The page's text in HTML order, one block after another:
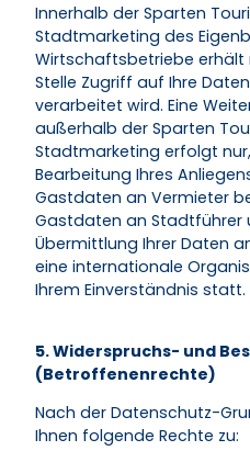
Innerhalb der Sparten
Stadtmarketing des
Wirtschaftsbetriebe erhält
Stelle Zugriff auf Ihre
verarbeitet wird. Eine
außerhalb der Sparten
Stadtmarketing erfolgt
Bearbeitung Ihres
Gastdaten an Vermieter
Gastdaten an Stadtführer
Übermittlung Ihrer Daten
eine internationale
Ihrem Einverständnis statt.
5. Widerspruchs- und
(Betroffenenrechte)
Nach der Datenschutz-
Ihnen folgende Rechte zu: